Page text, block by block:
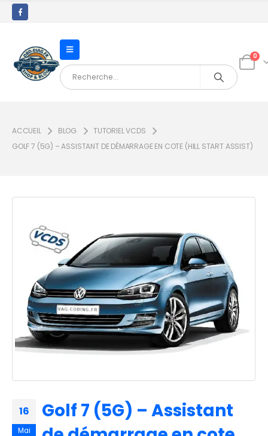
0
ACCUEIL BLOG
TUTORIEL VCDS
GOLF 7 (5G) – ASSISTANT DE DÉMARRAGE EN COTE (HILL START ASSIST)
16
Mai
Golf 7 (5G) – Assistant